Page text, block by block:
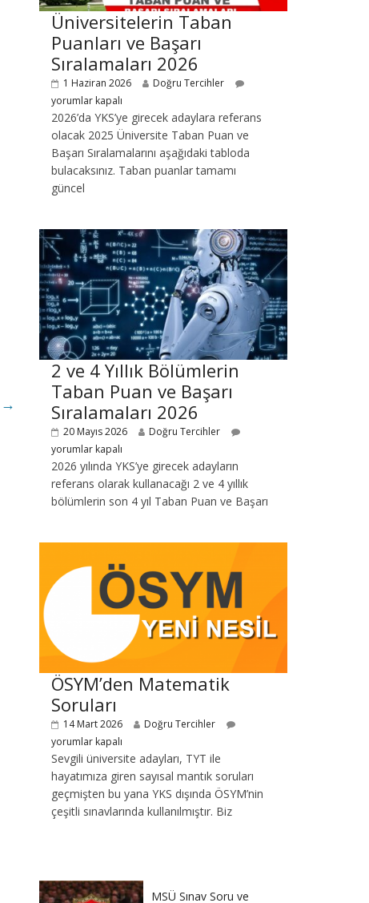
→
Üniversitelerin Taban
Puanları ve Başarı
Sıralamaları 2026
1 Haziran 2026
Doğru Tercihler
yorumlar kapalı
2026’da YKS’ye girecek adaylara referans
olacak 2025 Üniversite Taban Puan ve
Başarı Sıralamalarını aşağıdaki tabloda
bulacaksınız. Taban puanlar tamamı
güncel
2 ve 4 Yıllık Bölümlerin
Taban Puan ve Başarı
Sıralamaları 2026
20 Mayıs 2026
Doğru Tercihler
yorumlar kapalı
2026 yılında YKS’ye girecek adayların
referans olarak kullanacağı 2 ve 4 yıllık
bölümlerin son 4 yıl Taban Puan ve Başarı
ÖSYM’den Matematik
Soruları
14 Mart 2026
Doğru Tercihler
yorumlar kapalı
Sevgili üniversite adayları, TYT ile
hayatımıza giren sayısal mantık soruları
geçmişten bu yana YKS dışında ÖSYM’nin
çeşitli sınavlarında kullanılmıştır. Biz
MSÜ Sınav Soru ve